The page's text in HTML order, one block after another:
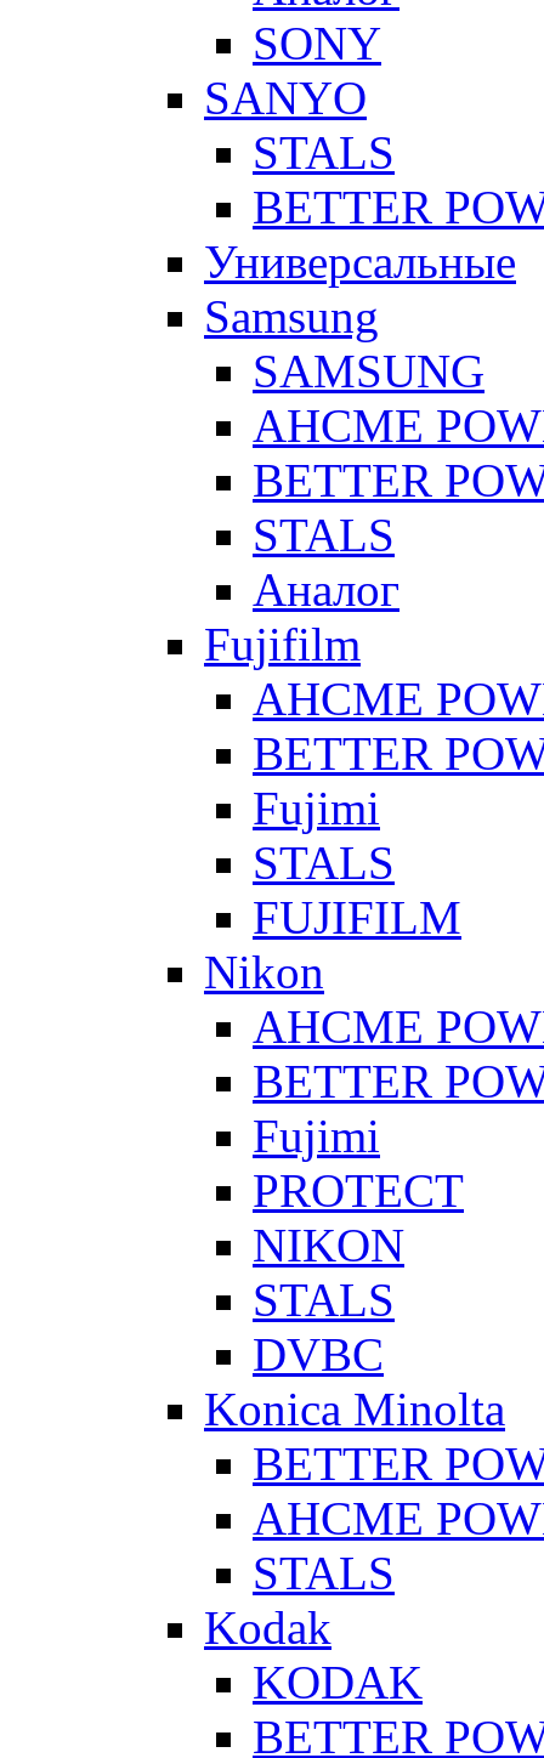
SONY
SANYO
STALS
BETTER
Универсальные
Samsung
SAMSUNG
AHCME
BETTER
STALS
Аналог
Fujifilm
AHCME
BETTER
Fujimi
STALS
FUJIFILM
Nikon
AHCME
BETTER
Fujimi
PROTECT
NIKON
STALS
DVBC
Konica Minolta
BETTER
AHCME
STALS
Kodak
KODAK
BETTER